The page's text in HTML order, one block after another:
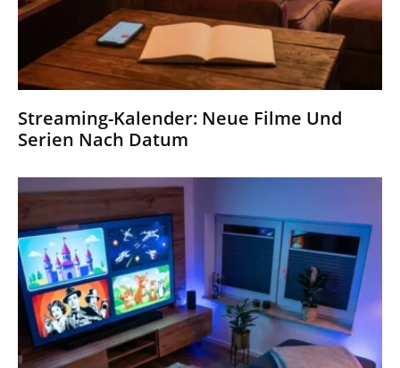
Streaming-Kalender: Neue Filme Und
Serien Nach Datum